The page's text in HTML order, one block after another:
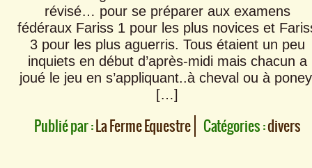
révisé… pour se préparer aux examens
fédéraux Fariss 1 pour les plus novices et
3 pour les plus aguerris. Tous étaient un peu
inquiets en début d’après-midi mais chacun a
joué le jeu en s’appliquant..à cheval ou à
[…]
Publié par :La Ferme Equestre Catégories :divers